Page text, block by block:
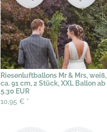
Riesenluftballons Mr & Mrs, weiß,
ca. 91 cm, 2 Stück, XXL Ballon ab
5.30 EUR
10,95 € *